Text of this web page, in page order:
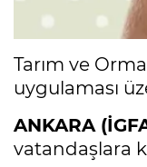
Tarım ve
uygulaması
ANKARA
vatandaşlara